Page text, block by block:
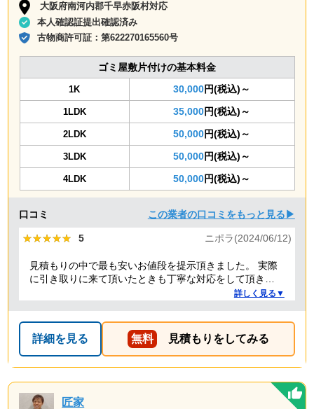
大阪府南河内郡千早赤阪村対応
本人確認証提出確認済み
古物商許可証：第622270165560号
ゴミ屋敷片付けの基本料金
1K 30,000円(税込)～
1LDK 35,000円(税込)～
2LDK 50,000円(税込)～
3LDK 50,000円(税込)～
4LDK 50,000円(税込)～
口コミ この業者の口コミをもっと見る▶
★★★★★
★★★★★ 5 ニポラ(2024/06/12)
見積もりの中で最も安いお値段を提示頂きました。 実際
に引き取りに来て頂いたときも丁寧な対応をして頂き、
詳しく見る▼
詳細を見る 無料 見積もりをしてみる
匠家